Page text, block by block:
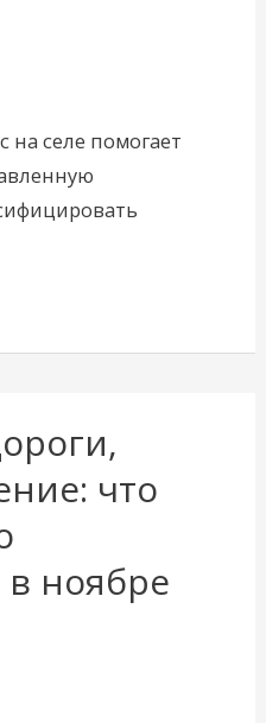
селе помогает
что
в ноябре